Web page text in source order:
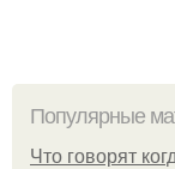
Популярные
Что говорят